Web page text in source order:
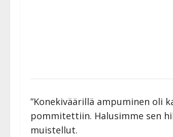
”Konekiväärillä ampuminen oli
pommitettiin. Halusimme sen
muistellut.